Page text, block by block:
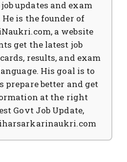
updates and exam
is the founder of
a website
get the latest job
results, and exam
His goal is to
prepare better and get
at the right
Govt Job Update,